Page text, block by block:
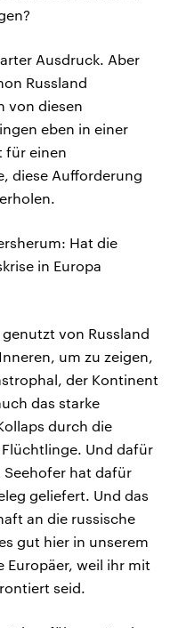
Ausdruck. Aber
Russland
von diesen
eben in einer
für einen
diese Aufforderung
Hat die
in Europa
von Russland
um zu zeigen,
der Kontinent
das starke
durch die
Und dafür
hat dafür
geliefert. Und das
an die russische
gut hier in unserem
Europäer, weil ihr mit
seid.